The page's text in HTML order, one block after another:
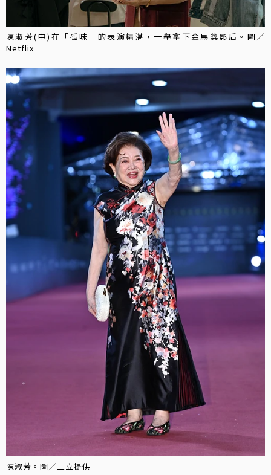
陳淑芳(中)在「孤味」的表演精湛，一舉拿下金馬獎影后。圖／
Netflix
陳淑芳。圖／三立提供